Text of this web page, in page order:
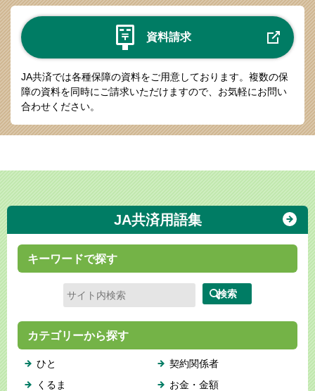
資料請求
JA共済では各種保障の資料をご用意しております。 複数の保
障の資料を同時にご請求いただけますので、お気軽にお問い
合わせください。
JA共済用語集
キーワードで探す
カテゴリーから探す
ひと
くるま
契約関係者
お金・金額